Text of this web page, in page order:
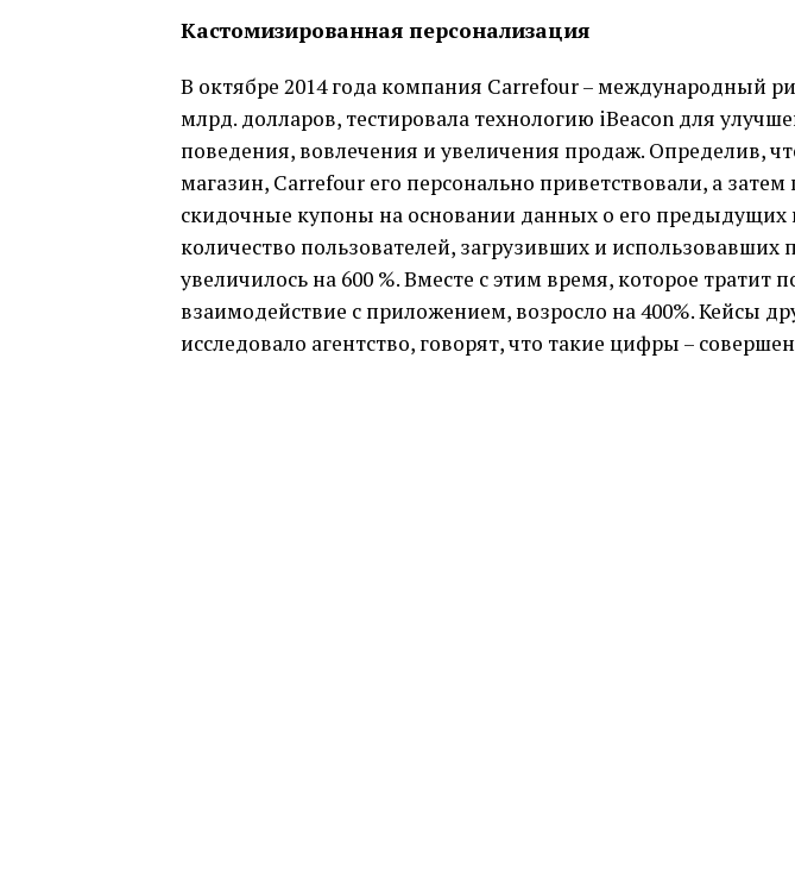
Кастомизированная персонализация
В октябре 2014 года компания Carrefour – международный
млрд. долларов, тестировала технологию iBeacon для
поведения, вовлечения и увеличения продаж. Определив,
магазин, Carrefour его персонально приветствовали, а
скидочные купоны на основании данных о его предыдущих
количество пользователей, загрузивших и
увеличилось на 600 %. Вместе с этим время, которое тратит
взаимодействие с приложением, возросло на 400%. Кейсы
исследовало агентство, говорят, что такие цифры –